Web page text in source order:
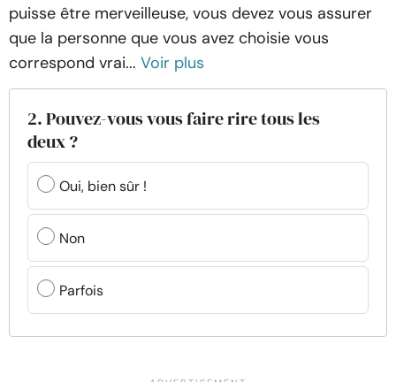
puisse être merveilleuse, vous devez vous assurer
que la personne que vous avez choisie vous
correspond vrai... Voir plus
2. Pouvez-vous vous faire rire tous les
deux ?
Oui, bien sûr !
Non
Parfois